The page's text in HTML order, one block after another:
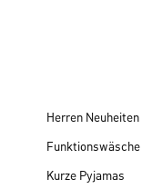
Herren Neuheiten
Funktionswäsche
Kurze Pyjamas